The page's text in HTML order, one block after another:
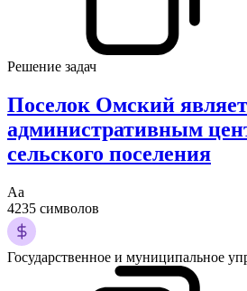
Решение задач
Поселок Омский
административным
сельского поселения
Аа
4235 символов
Государственное и муниципальное